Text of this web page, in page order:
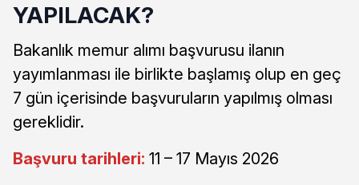
YAPILACAK?
Bakanlık memur alımı başvurusu ilanın
yayımlanması ile birlikte başlamış olup en geç
7 gün içerisinde başvuruların yapılmış olması
gereklidir.
Başvuru tarihleri: 11 – 17 Mayıs 2026